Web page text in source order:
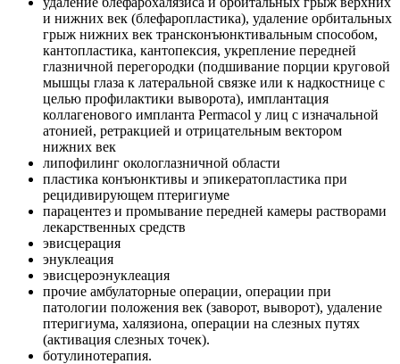
и нижних век (блефаропластика), удаление орбитальных
грыж нижних век трансконъюнктивальным способом,
кантопластика, кантопексия, укрепление передней
глазничной перегородки (подшивание порции круговой
мышцы глаза к латеральной связке или к надкостнице с
целью профилактики выворота), имплантация
коллагенового импланта Permacol у лиц с изначальной
атонией, ретракцией и отрицательным вектором
нижних век
липофилинг окологлазничной области
пластика конъюнктивы и эпикератопластика при
рецидивирующем птеригиуме
парацентез и промывание передней камеры растворами
лекарственных средств
эвисцерация
энуклеация
эвисцероэнуклеация
прочие амбулаторные операции, операции при
патологии положения век (заворот, выворот), удаление
птеригиума, халязиона, операции на слезных путях
(активация слезных точек).
ботулинотерапия.